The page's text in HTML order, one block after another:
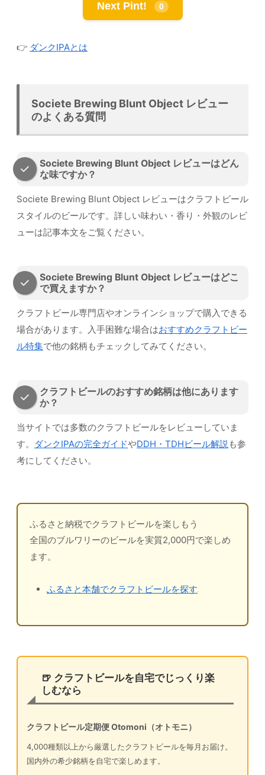
Next Pint! 0
👉 ダンクIPAとは
Societe Brewing Blunt Object レビュー
のよくある質問
Societe Brewing Blunt Object レビューはどん
な味ですか？
Societe Brewing Blunt Object レビューはクラフトビール
スタイルのビールです。詳しい味わい・香り・外観のレビ
ューは記事本文をご覧ください。
Societe Brewing Blunt Object レビューはどこ
で買えますか？
クラフトビール専門店やオンラインショップで購入できる
場合があります。入手困難な場合はおすすめクラフトビー
ル特集で他の銘柄もチェックしてみてください。
クラフトビールのおすすめ銘柄は他にあります
か？
当サイトでは多数のクラフトビールをレビューしていま
す。
ダンクIPAの完全ガイドやDDH・TDHビール解説も参
考にしてください。
ふるさと納税でクラフトビールを楽しもう
全国のブルワリーのビールを実質2,000円で楽しめ
ます。
ふるさと本舗でクラフトビールを探す
🍺 クラフトビールを自宅でじっくり楽
しむなら
クラフトビール定期便 Otomoni（オトモニ）
4,000種類以上から厳選したクラフトビールを毎月お届け。
国内外の希少銘柄を自宅で楽しめます。